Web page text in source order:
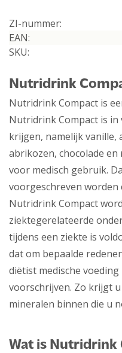
ZI-nummer:
EAN:
SKU:
Nutridrink
Nutridrink Compact is
Nutridrink Compact is in
krijgen, namelijk vanille,
abrikozen, chocolade
voor medisch gebruik.
voorgeschreven
Nutridrink Compact
ziektegerelateerde
tijdens een ziekte is
dat om bepaalde
diëtist medische
voorschrijven. Zo krijgt
mineralen binnen die u
Wat is Nutridrink